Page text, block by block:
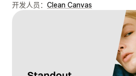
开发人员： Clean Canvas